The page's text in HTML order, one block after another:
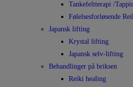
Tankefeltterapi /
Følelsesforløsende
Japansk lifting
Krystal lifting
Japansk selv-lifting
Behandlinger på briksen
Reiki healing